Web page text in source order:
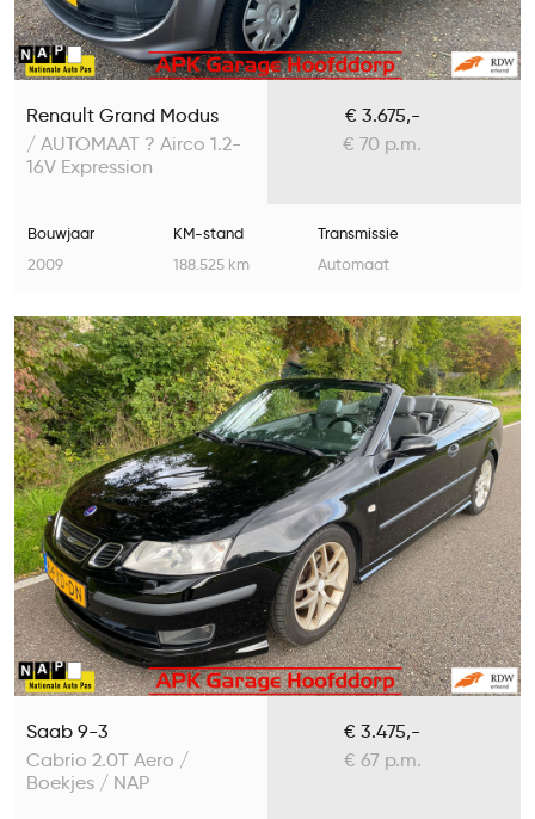
Renault Grand Modus
/ AUTOMAAT ? Airco 1.2-
16V Expression
€ 3.675,-
€ 70 p.m.
Bouwjaar
2009
KM-stand
188.525 km
Transmissie
Automaat
Saab 9-3
Cabrio 2.0T Aero /
Boekjes / NAP
€ 3.475,-
€ 67 p.m.